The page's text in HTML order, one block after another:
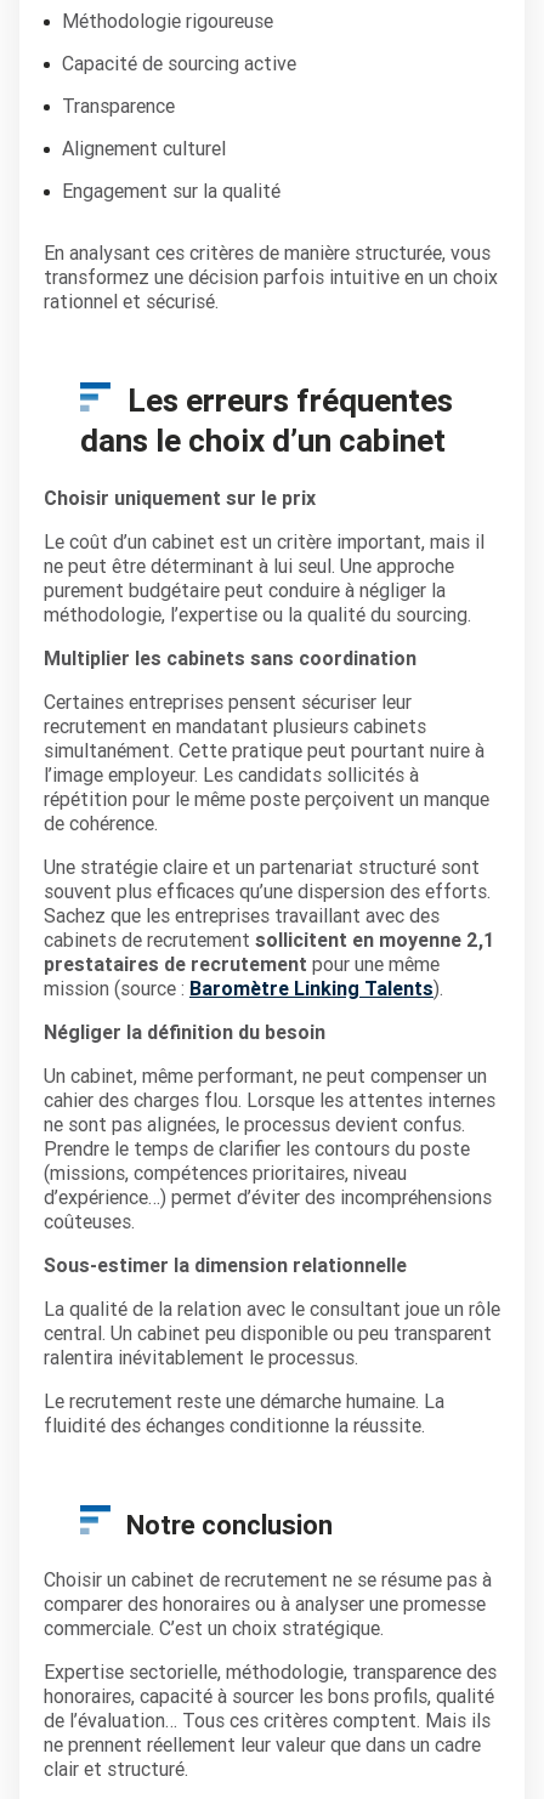
Méthodologie rigoureuse
Capacité de sourcing active
Transparence
Alignement culturel
Engagement sur la qualité
En analysant ces critères de manière structurée, vous
transformez une décision parfois intuitive en un choix
rationnel et sécurisé.
Les erreurs fréquentes
dans le choix d’un cabinet
Choisir uniquement sur le prix
Le coût d’un cabinet est un critère important, mais il
ne peut être déterminant à lui seul. Une approche
purement budgétaire peut conduire à négliger la
méthodologie, l’expertise ou la qualité du sourcing.
Multiplier les cabinets sans coordination
Certaines entreprises pensent sécuriser leur
recrutement en mandatant plusieurs cabinets
simultanément. Cette pratique peut pourtant nuire à
l’image employeur. Les candidats sollicités à
répétition pour le même poste perçoivent un manque
de cohérence.
Une stratégie claire et un partenariat structuré sont
souvent plus efficaces qu’une dispersion des efforts.
Sachez que les entreprises travaillant avec des
cabinets de recrutement sollicitent en moyenne 2,1
prestataires de recrutement pour une même
mission (source : Baromètre Linking Talents).
Négliger la définition du besoin
Un cabinet, même performant, ne peut compenser un
cahier des charges flou. Lorsque les attentes internes
ne sont pas alignées, le processus devient confus.
Prendre le temps de clarifier les contours du poste
(missions, compétences prioritaires, niveau
d’expérience…) permet d’éviter des incompréhensions
coûteuses.
Sous-estimer la dimension relationnelle
La qualité de la relation avec le consultant joue un rôle
central. Un cabinet peu disponible ou peu transparent
ralentira inévitablement le processus.
Le recrutement reste une démarche humaine. La
fluidité des échanges conditionne la réussite.
Notre conclusion
Choisir un cabinet de recrutement ne se résume pas à
comparer des honoraires ou à analyser une promesse
commerciale. C’est un choix stratégique.
Expertise sectorielle, méthodologie, transparence des
honoraires, capacité à sourcer les bons profils, qualité
de l’évaluation… Tous ces critères comptent. Mais ils
ne prennent réellement leur valeur que dans un cadre
clair et structuré.